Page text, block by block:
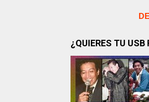
¿QUIERES TU USB